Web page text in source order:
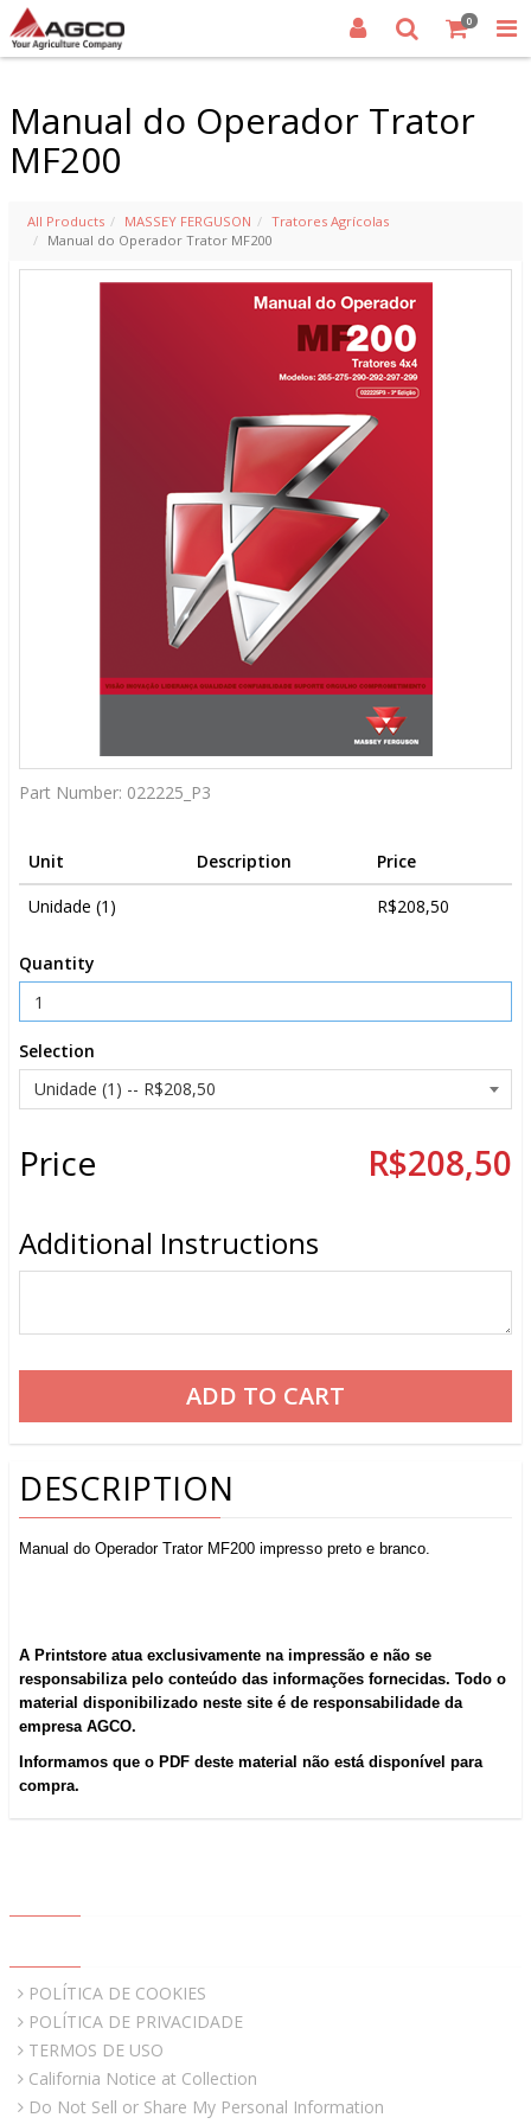
0
Manual do Operador Trator
MF200
All Products MASSEY FERGUSON
Tratores Agrícolas
Manual do Operador Trator MF200
Part Number: 022225_P3
Unit Description
Price
Unidade (1)
R$208,50
Quantity
Selection
Price R$208,50
Additional Instructions
DESCRIPTION
Manual do Operador Trator MF200 impresso preto e branco.
A Printstore atua exclusivamente na impressão e não se
responsabiliza pelo conteúdo das informações fornecidas. Todo o
material disponibilizado neste site é de responsabilidade da
empresa AGCO.
Informamos que o PDF deste material não está disponível para
compra.
POLÍTICA DE COOKIES
POLÍTICA DE PRIVACIDADE
TERMOS DE USO
California Notice at Collection
Do Not Sell or Share My Personal Information